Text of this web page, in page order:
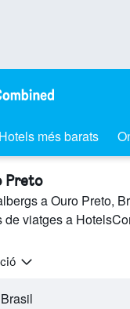
Hotels més barats
Preto
a Ouro Preto,
de viatges a